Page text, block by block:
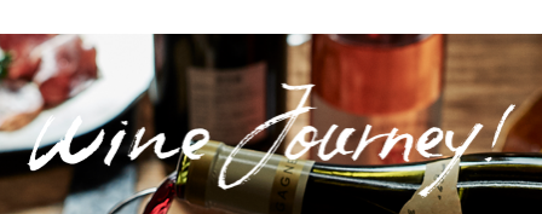
Post navigation